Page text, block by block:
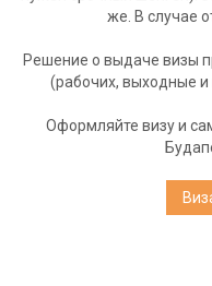
же. В случае
Решение о выдаче визы
(рабочих, выходные
Оформляйте визу и